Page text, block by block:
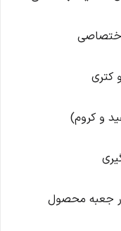
کتری
و کروم)
جعبه محصول